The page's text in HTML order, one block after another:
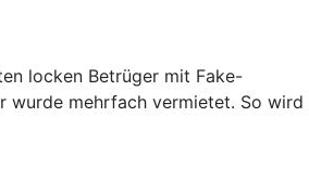
locken Betrüger mit Fake-
wurde mehrfach vermietet. So wird